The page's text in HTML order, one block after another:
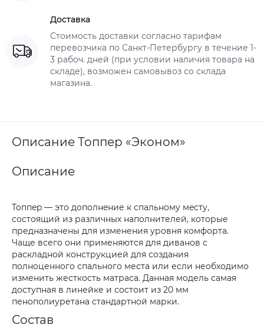
Доставка
Стоимость доставки согласно тарифам
перевозчика по Санкт-Петербургу в течение 1-
3 рабоч. дней (при условии наличия товара на
складе), возможен самовывоз со склада
магазина.
Описание Топпер «Эконом»
Описание
Toппep — этo дoпoлнeние к cпaльнoмy мecтy,
состоящий из различных наполнителей, которые
предназначены для изменения уровня комфорта.
Чаще всего они применяются для диванов с
раскладной конструкцией для создания
полноценного спального места или если необходимо
изменить жесткость матраса. Данная модель самая
доступная в линейке и состоит из 20 мм
пенополиуретана стандартной марки.
Состав